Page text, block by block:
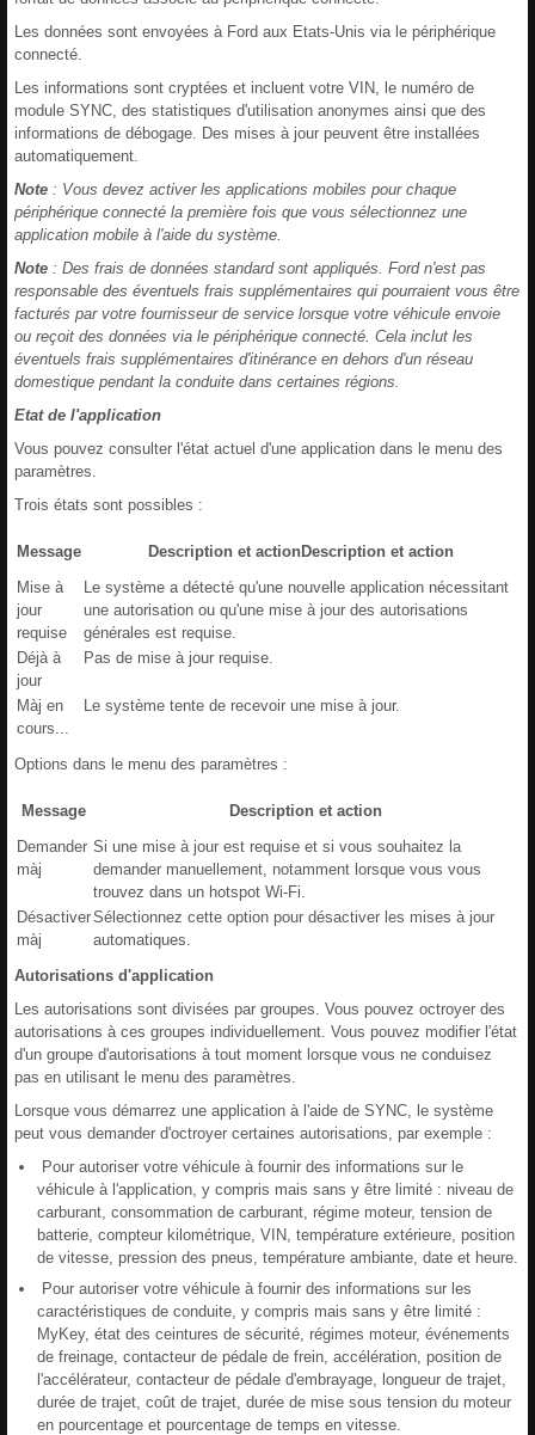
Les données sont envoyées à Ford aux Etats-Unis via le périphérique
connecté.
Les informations sont cryptées et incluent votre VIN, le numéro de
module SYNC, des statistiques d'utilisation anonymes ainsi que des
informations de débogage. Des mises à jour peuvent être installées
automatiquement.
Note : Vous devez activer les applications mobiles pour chaque
périphérique connecté la première fois que vous sélectionnez une
application mobile à l'aide du système.
Note : Des frais de données standard sont appliqués. Ford n'est pas
responsable des éventuels frais supplémentaires qui pourraient vous être
facturés par votre fournisseur de service lorsque votre véhicule envoie
ou reçoit des données via le périphérique connecté. Cela inclut les
éventuels frais supplémentaires d'itinérance en dehors d'un réseau
domestique pendant la conduite dans certaines régions.
Etat de l'application
Vous pouvez consulter l'état actuel d'une application dans le menu des
paramètres.
Trois états sont possibles :
Message
Description et actionDescription et action
Mise à
jour
requise
Le système a détecté qu'une nouvelle application nécessitant
une autorisation ou qu'une mise à jour des autorisations
générales est requise.
Déjà à
jour
Pas de mise à jour requise.
Màj en
cours...
Le système tente de recevoir une mise à jour.
Options dans le menu des paramètres :
Message
Description et action
Demander
màj
Si une mise à jour est requise et si vous souhaitez la
demander manuellement, notamment lorsque vous vous
trouvez dans un hotspot Wi-Fi.
Désactiver
màj
Sélectionnez cette option pour désactiver les mises à jour
automatiques.
Autorisations d'application
Les autorisations sont divisées par groupes. Vous pouvez octroyer des
autorisations à ces groupes individuellement. Vous pouvez modifier l'état
d'un groupe d'autorisations à tout moment lorsque vous ne conduisez
pas en utilisant le menu des paramètres.
Lorsque vous démarrez une application à l'aide de SYNC, le système
peut vous demander d'octroyer certaines autorisations, par exemple :
Pour autoriser votre véhicule à fournir des informations sur le
véhicule à l'application, y compris mais sans y être limité : niveau de
carburant, consommation de carburant, régime moteur, tension de
batterie, compteur kilométrique, VIN, température extérieure, position
de vitesse, pression des pneus, température ambiante, date et heure.
Pour autoriser votre véhicule à fournir des informations sur les
caractéristiques de conduite, y compris mais sans y être limité :
MyKey, état des ceintures de sécurité, régimes moteur, événements
de freinage, contacteur de pédale de frein, accélération, position de
l'accélérateur, contacteur de pédale d'embrayage, longueur de trajet,
durée de trajet, coût de trajet, durée de mise sous tension du moteur
en pourcentage et pourcentage de temps en vitesse.